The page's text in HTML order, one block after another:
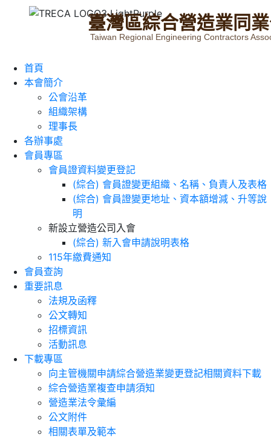
臺灣區綜合營造業同業
Taiwan Regional Engineering Contractors
首頁
本會簡介
公會沿革
組織架構
理事長
各辦事處
會員專區
會員證資料變更登記
(綜合) 會員證變更組織、名稱、負責人及表格
(綜合) 會員證變更地址、資本額增減、升等說
明
新設立營造公司入會
(綜合) 新入會申請說明表格
115年繳費通知
會員查詢
重要訊息
法規及函釋
公文轉知
招標資訊
活動訊息
下載專區
向主管機關申請綜合營造業變更登記相關資料下載
綜合營造業複查申請須知
營造業法令彙編
公文附件
相關表單及範本